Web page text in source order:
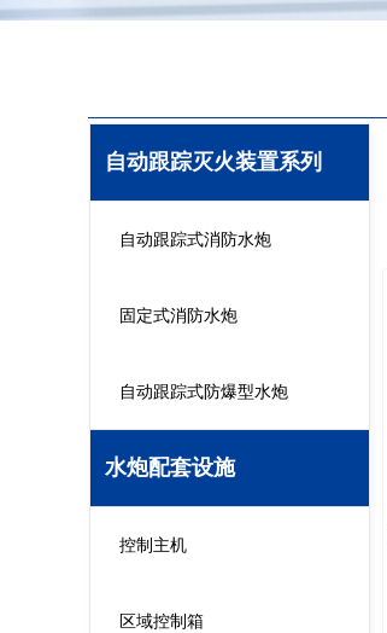
自动跟踪灭火装置系列
自动跟踪式消防水炮
固定式消防水炮
自动跟踪式防爆型水炮
水炮配套设施
控制主机
区域控制箱